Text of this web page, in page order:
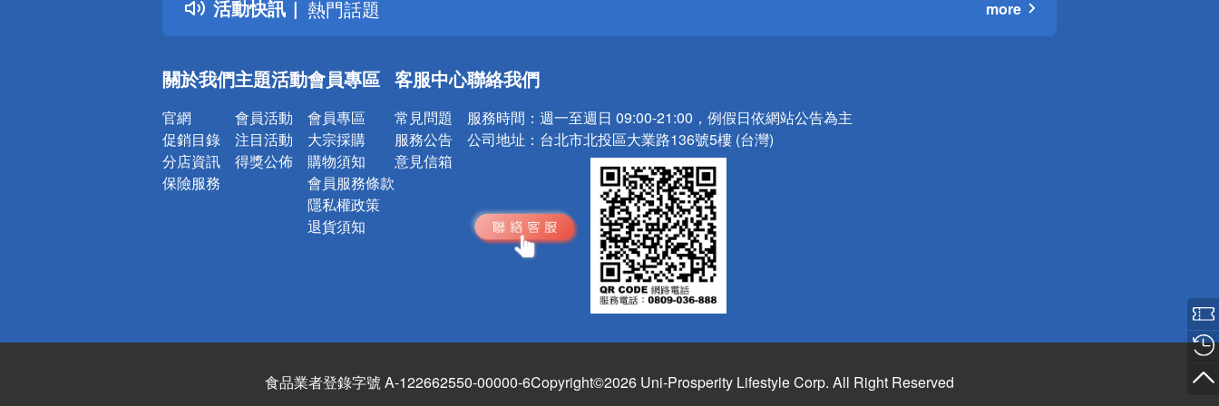
活動快訊
熱門話題
銀行優惠
詐騙網頁！請小心！
more
關於我們
官網
促銷目錄
分店資訊
保險服務
主題活動
會員活動
注目活動
得獎公佈
會員專區
會員專區
大宗採購
購物須知
會員服務條款
隱私權政策
退貨須知
客服中心
常見問題
服務公告
意見信箱
聯絡我們
服務時間： 週一至週日 09:00-21:00，例假日依網站公告為主
公司地址： 台北市北投區大業路136號5樓 (台灣)
食品業者登錄字號 A-122662550-00000-6Copyright©2026 Uni-Prosperity Lifestyle Corp. All Right Reserved